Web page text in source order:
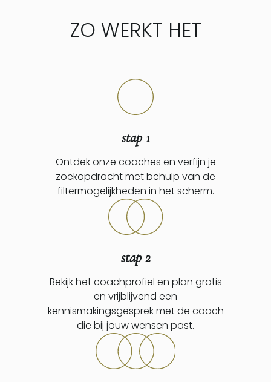
ZO WERKT HET
stap 1
Ontdek onze coaches en verfijn je
zoekopdracht met behulp van de
filtermogelijkheden in het scherm.
stap 2
Bekijk het coachprofiel en plan gratis
en vrijblijvend een
kennismakingsgesprek met de coach
die bij jouw wensen past.